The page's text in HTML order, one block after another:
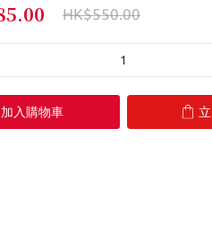
HK$550.00
加入購物車